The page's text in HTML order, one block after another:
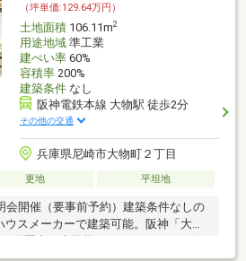
（坪単価:129.64万円）
土地面積106.11m2
用途地域準工業
建ぺい率60%
容積率200%
建築条件なし
阪神電鉄本線 大物駅 徒歩2分
その他の交通
兵庫県尼崎市大物町２丁目
更地 平坦地
会開催（要事前予約）建築条件なしの
ウスメーカーで建築可能。阪神「大
。